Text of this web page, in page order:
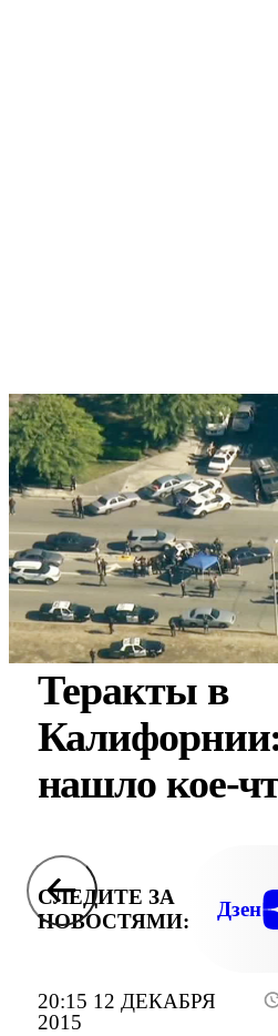
20:15 12 ДЕКАБРЯ
2015
Теракты в
нашло кое-
СЛЕДИТЕ ЗА
НОВОСТЯМИ:
Дзен